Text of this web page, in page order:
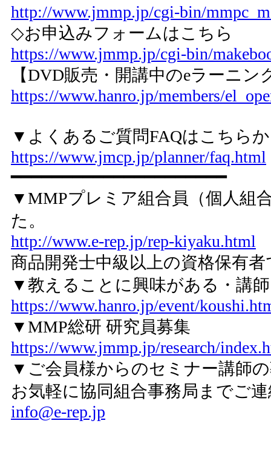
http://www.jmmp.jp/cgi-bin/
◇お申込みフォームはこちら
https://www.jmmp.jp/cgi-bin/
【DVD販売・開講中のeラーニン
https://www.hanro.jp/members/
▼よくあるご質問FAQはこちら
https://www.jmcp.jp/planner/faq.html
━━━━━━━━━━━━━━━━━━━━━
▼MMPプレミア組合員（個人組
た。
http://www.e-rep.jp/rep-kiyaku.html
商品開発士中級以上の資格保有
▼教えることに興味がある・講
https://www.hanro.jp/event/
▼MMP総研 研究員募集
https://www.jmmp.jp/research/
▼ご会員様からのセミナー講師
お気軽に協同組合事務局までご
info@e-rep.jp